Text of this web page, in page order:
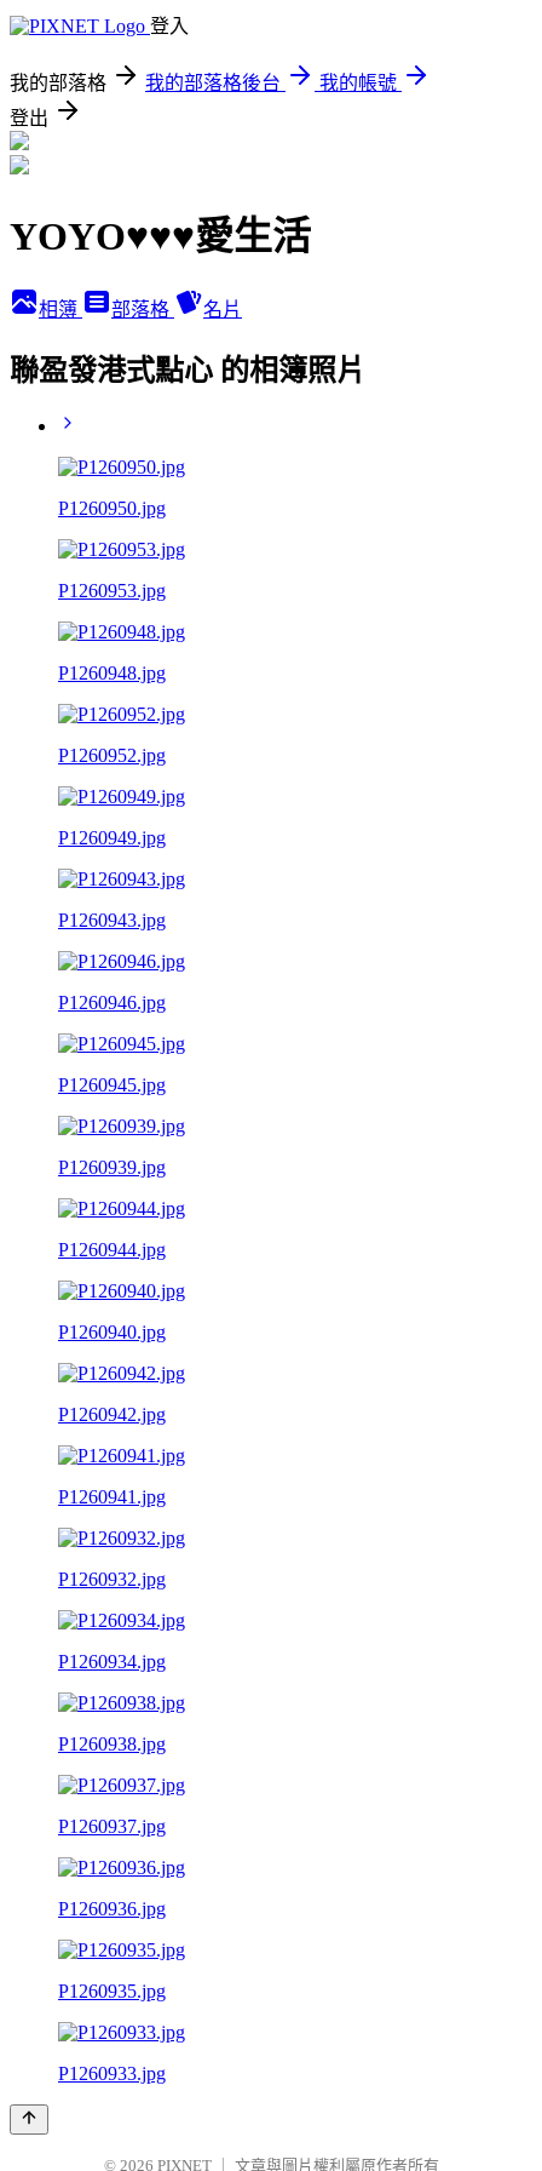
登入
我的部落格 我的部落格後台
我的帳號
登出
YOYO♥♥♥愛生活
相簿 部落格 名片
聯盈發港式點心 的相簿照片
P1260950.jpg
P1260953.jpg
P1260948.jpg
P1260952.jpg
P1260949.jpg
P1260943.jpg
P1260946.jpg
P1260945.jpg
P1260939.jpg
P1260944.jpg
P1260940.jpg
P1260942.jpg
P1260941.jpg
P1260932.jpg
P1260934.jpg
P1260938.jpg
P1260937.jpg
P1260936.jpg
P1260935.jpg
P1260933.jpg
© 2026 PIXNET 文章與圖片權利屬原作者所有